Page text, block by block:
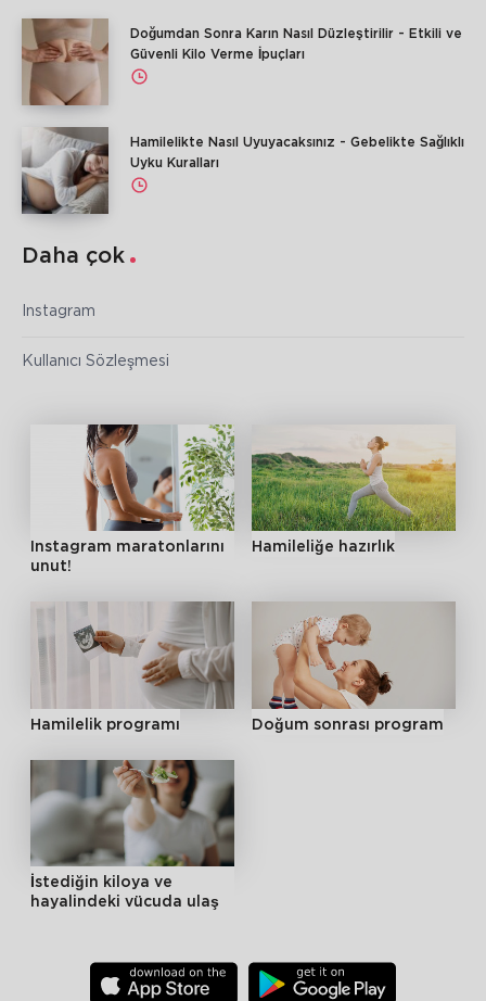
Doğumdan Sonra Karın Nasıl Düzleştirilir - Etkili ve
Güvenli Kilo Verme İpuçları
Hamilelikte Nasıl Uyuyacaksınız - Gebelikte Sağlıklı
Uyku Kuralları
Daha çok
Instagram
Kullanıcı Sözleşmesi
Instagram maratonlarını
unut!
Hamileliğe hazırlık
Hamilelik programı Doğum sonrası program
İstediğin kiloya ve
hayalindeki vücuda ulaş